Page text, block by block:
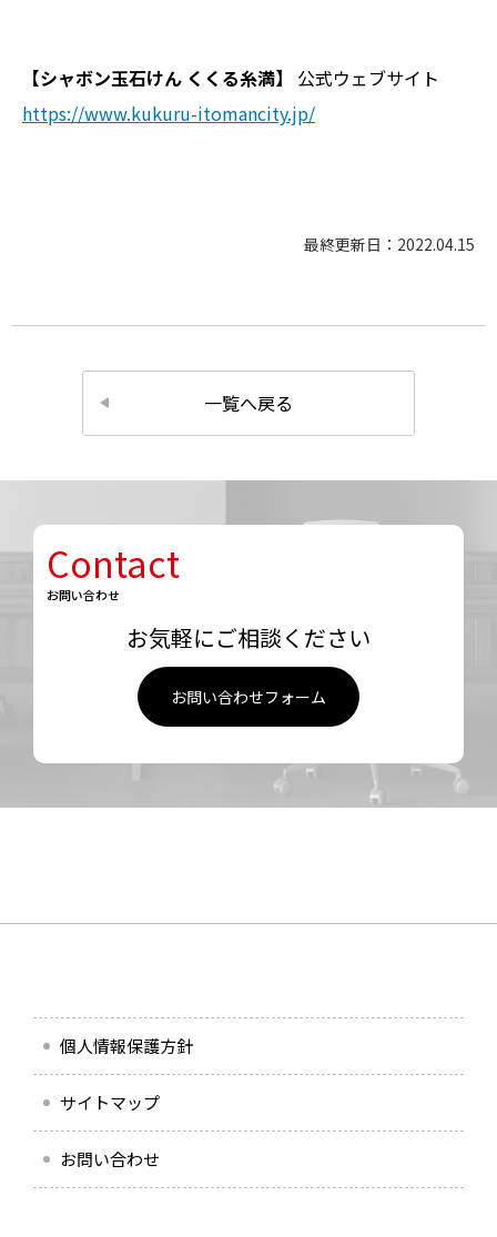
【シャボン玉石けん くくる糸満】
公式ウェブサイト
https://www.kukuru-itomancity.jp/
最終更新日：2022.04.15
一覧へ戻る
Contact
お問い合わせ
お気軽にご相談ください
お問い合わせフォーム
個人情報保護方針
サイトマップ
お問い合わせ